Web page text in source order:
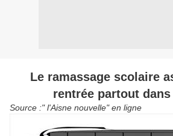
Le ramassage scolaire
rentrée partout dans
Source :" l'Aisne nouvelle" en ligne